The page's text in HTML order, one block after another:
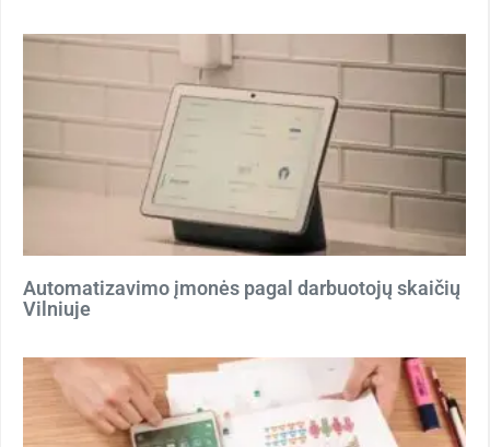
Automatizavimo įmonės pagal darbuotojų skaičių
Vilniuje